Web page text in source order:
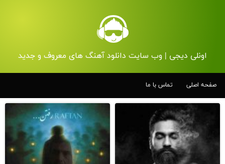
اونلی دیجی | وب سایت دانلود آهنگ های معروف و جدید
صفحه اصلی تماس با ما